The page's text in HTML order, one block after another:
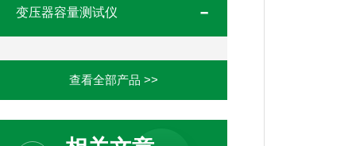
变压器容量测试仪
查看全部产品 >>